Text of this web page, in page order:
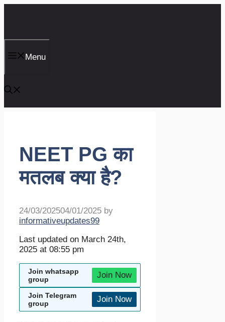
Menu
NEET PG का
मतलब क्या है?
24/03/202504/01/2025 by
informativeupdates99
Last updated on March 24th,
2025 at 08:55 pm
Join whatsapp
group
Join Now
Join Telegram
group
Join Now